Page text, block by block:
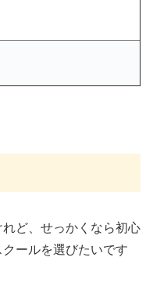
ど、せっかくなら初心
ールを選びたいです